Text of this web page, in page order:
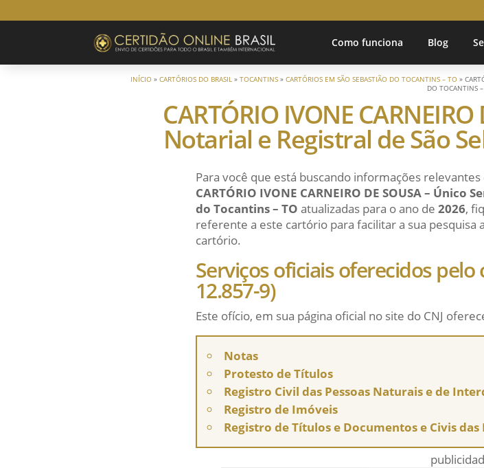
Como funciona Blog
INÍCIO »CARTÓRIOS DO BRASIL »TOCANTINS »CARTÓRIOS EM SÃO SEBASTIÃO DO TOCANTINS – TO »
DO TOCANTINS
CARTÓRIO IVONE
Notarial e Registral de São
Para você que está buscando informações
CARTÓRIO IVONE CARNEIRO DE SOUSA –
do Tocantins – TO atualizadas para o ano de 2026,
referente a este cartório para facilitar a sua pesquisa
cartório.
Serviços oficiais oferecidos
12.857-9)
Este ofício, em sua página oficial no site do CNJ
Notas
Protesto de Títulos
Registro Civil das Pessoas Naturais e de
Registro de Imóveis
Registro de Títulos e Documentos e Civis das